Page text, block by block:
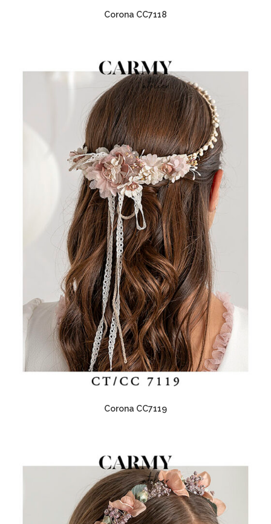
Corona CC7118
Corona CC7119